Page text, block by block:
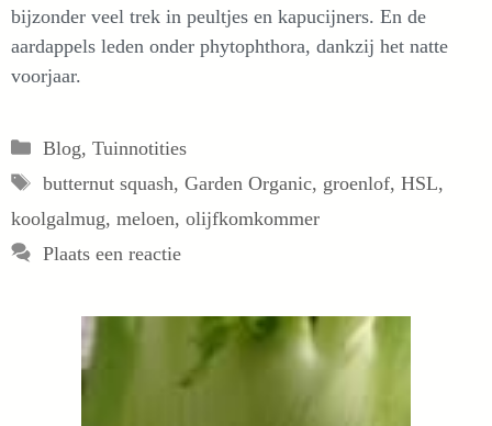
bijzonder veel trek in peultjes en kapucijners. En de
aardappels leden onder phytophthora, dankzij het natte
voorjaar.
Categorieën
Blog, Tuinnotities
Tags
butternut squash, Garden Organic, groenlof, HSL,
koolgalmug, meloen, olijfkomkommer
Plaats een reactie